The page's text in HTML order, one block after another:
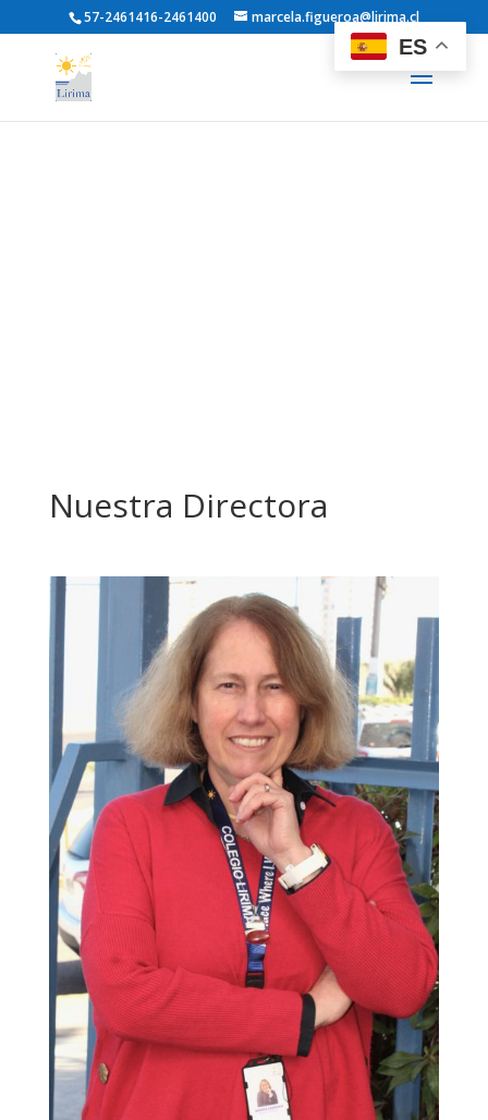
57-2461416-2461400 marcela.figueroa@lirima.cl
Nuestra Directora
ES